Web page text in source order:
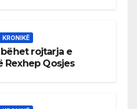
KRONIKË
rojtarja e
Rexhep Qosjes